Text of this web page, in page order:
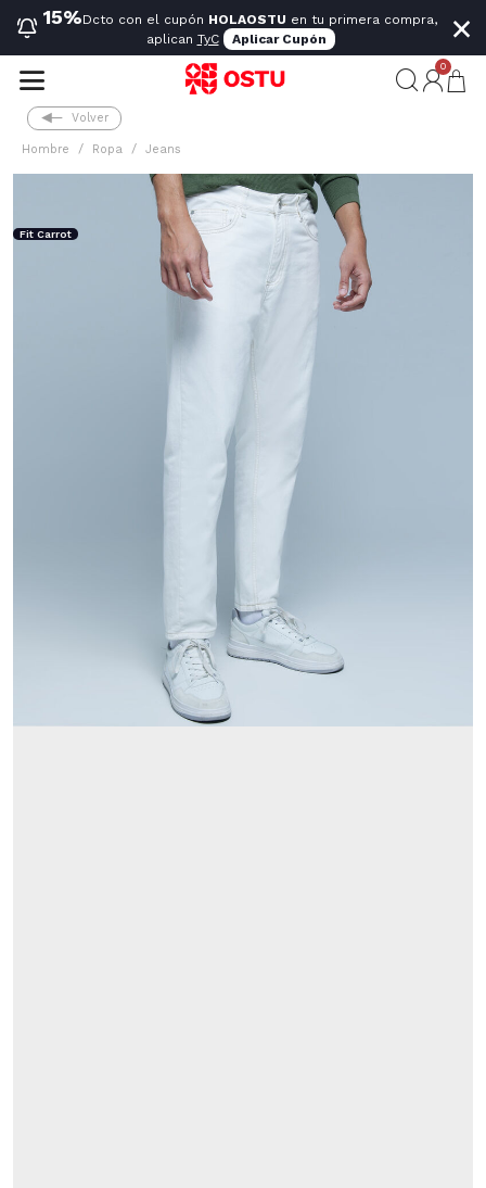
15%Dcto con el cupón HOLAOSTU en tu primera compra,
aplican TyC Aplicar Cupón ×
0
Volver
Hombre Ropa Jeans
Fit Carrot